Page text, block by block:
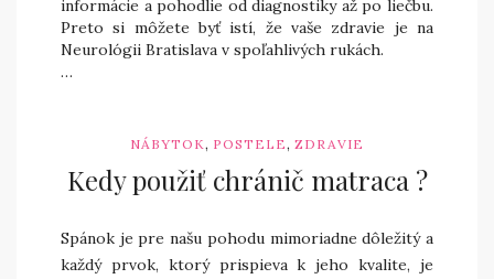
informácie a pohodlie od diagnostiky až po liečbu.
Preto si môžete byť istí, že vaše zdravie je na
Neurológii Bratislava v spoľahlivých rukách.
…
NÁBYTOK, POSTELE, ZDRAVIE
Kedy použiť chránič matraca ?
Spánok je pre našu pohodu mimoriadne dôležitý a
každý prvok, ktorý prispieva k jeho kvalite, je